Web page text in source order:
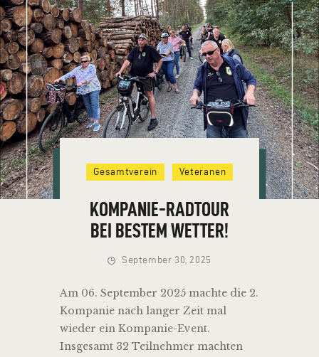
HOME
VEREIN
NEUIGKEITEN
TERMINE
VERMIETUNG
KONTAKT
Gesamtverein Veteranen
KOMPANIE-RADTOUR
BEI BESTEM WETTER!
September 30, 2025
Am 06. September 2025 machte die 2.
Kompanie nach langer Zeit mal
wieder ein Kompanie-Event.
Insgesamt 32 Teilnehmer machten